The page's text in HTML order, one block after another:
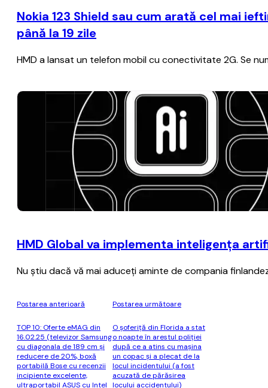
Nokia 123 Shield sau cum arată cel mai
până la 19 zile
HMD a lansat un telefon mobil cu conectivitate 2G. Se
HMD Global va implementa inteligenţa
Nu ştiu dacă vă mai aduceţi aminte de compania
Postarea anterioară
TOP 10: Oferte eMAG din
16.02.25 (televizor Samsung
cu diagonala de 189 cm și
reducere de 20%, boxă
portabilă Bose cu recenzii
incipiente excelente,
ultraportabil ASUS cu Intel
Postarea următoare
O şoferiţă din Florida a stat
o noapte în arestul poliţiei
după ce a atins cu maşina
un copac şi a plecat de la
locul incidentului (a fost
acuzată de părăsirea
locului accidentului)